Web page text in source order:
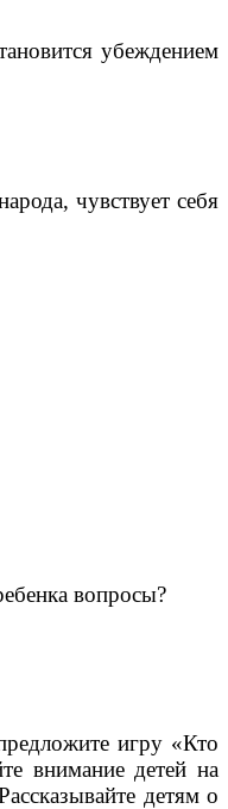
убеждением
чувствует себя
вопросы?
игру «Кто
внимание детей на
детям о